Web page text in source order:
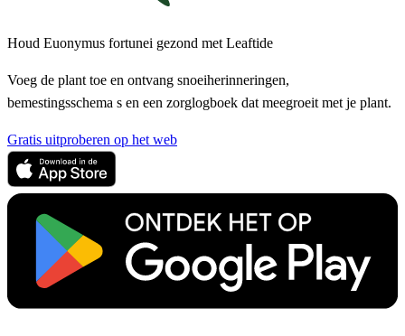
Houd Euonymus fortunei gezond met Leaftide
Voeg de plant toe en ontvang snoeiherinneringen,
bemestingsschema s en een zorglogboek dat meegroeit met je plant.
Gratis uitproberen op het web